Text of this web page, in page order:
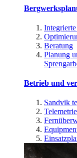
Beratung
Planung
Betrieb und
Sandvik